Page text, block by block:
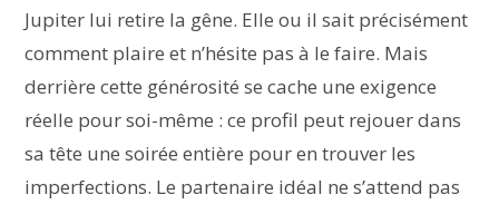
Jupiter lui retire la gêne. Elle ou il sait précisément
comment plaire et n’hésite pas à le faire. Mais
derrière cette générosité se cache une exigence
réelle pour soi-même : ce profil peut rejouer dans
sa tête une soirée entière pour en trouver les
imperfections. Le partenaire idéal ne s’attend pas